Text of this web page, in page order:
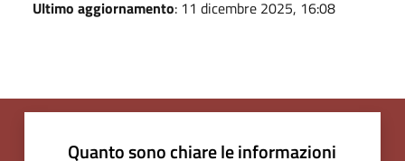
Ultimo aggiornamento: 11 dicembre 2025, 16:08
Quanto sono chiare le informazioni